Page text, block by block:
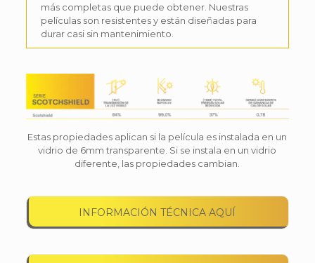
más completas que puede obtener. Nuestras
películas son resistentes y están diseñadas para
durar casi sin mantenimiento.
Estas propiedades aplican si la película es instalada en un
vidrio de 6mm transparente. Si se instala en un vidrio
diferente, las propiedades cambian.
INFORMACIÓN TÉCNICA AQUÍ